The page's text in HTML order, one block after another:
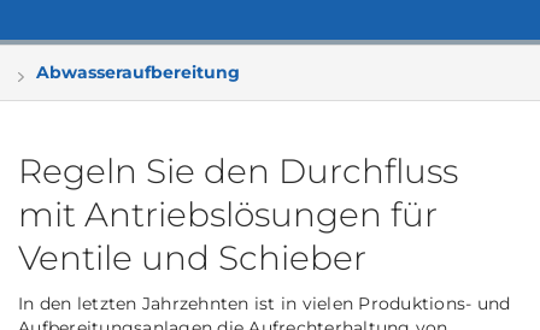
Abwasseraufbereitung
Regeln Sie den Durchfluss
mit Antriebslösungen für
Ventile und Schieber
In den letzten Jahrzehnten ist in vielen Produktions- und